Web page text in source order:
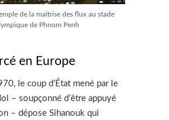
de la maîtrise des flux au stade
de Phnom Penh
en Europe
le coup d’État mené par le
– soupçonné d’être appuyé
– dépose Sihanouk qui